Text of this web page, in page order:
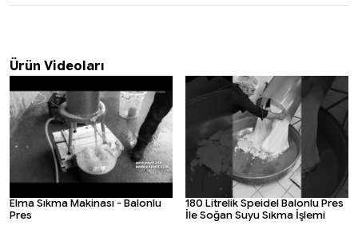
Ürün Videoları
Elma Sıkma Makinası - Balonlu
Pres
180 Litrelik Speidel Balonlu Pres
İle Soğan Suyu Sıkma İşlemi